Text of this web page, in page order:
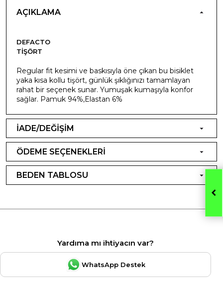
AÇIKLAMA
DEFACTO
TIŞÖRT
Regular fit kesimi ve baskısıyla öne çıkan bu bisiklet
yaka kısa kollu tişört, günlük şıklığınızı tamamlayan
rahat bir seçenek sunar. Yumuşak kumaşıyla konfor
sağlar. Pamuk 94%,Elastan 6%
İADE/DEĞİŞİM
ÖDEME SEÇENEKLERİ
BEDEN TABLOSU
Yardıma mı ihtiyacın var?
WhatsApp Destek